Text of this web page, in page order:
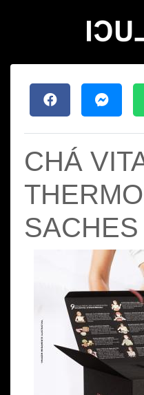
CHÁ
SACHES